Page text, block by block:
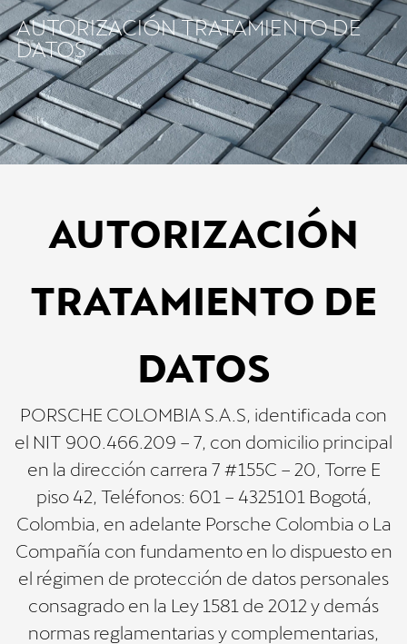
CASATORO
AUTORIZACIÓN TRATAMIENTO DE
DATOS
AUTORIZACIÓN
TRATAMIENTO DE
DATOS
PORSCHE COLOMBIA S.A.S, identificada con
el NIT 900.466.209 – 7, con domicilio principal
en la dirección carrera 7 #155C – 20, Torre E
piso 42, Teléfonos: 601 – 4325101 Bogotá,
Colombia, en adelante Porsche Colombia o La
Compañía con fundamento en lo dispuesto en
el régimen de protección de datos personales
consagrado en la Ley 1581 de 2012 y demás
normas reglamentarias y complementarias,